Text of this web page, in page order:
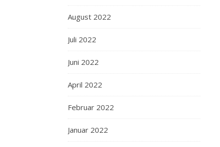
August 2022
Juli 2022
Juni 2022
April 2022
Februar 2022
Januar 2022